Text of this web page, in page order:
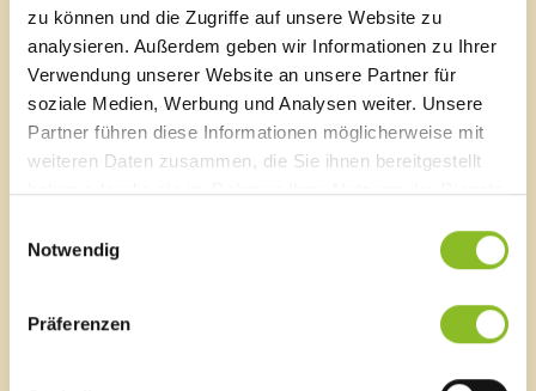
zu können und die Zugriffe auf unsere Website zu
analysieren. Außerdem geben wir Informationen zu Ihrer
Verwendung unserer Website an unsere Partner für
soziale Medien, Werbung und Analysen weiter. Unsere
Partner führen diese Informationen möglicherweise mit
weiteren Daten zusammen, die Sie ihnen bereitgestellt
haben oder die sie im Rahmen Ihrer Nutzung der Dienste
Notwendig
Präferenzen
Marktgemeinde Frastanz
Sägenplatz 1
A-6820 Frastanz, Österreich
Lageplan
T0043 5522 51534-0
F 0043 5522 51534-6
Veröffentlichungsportal